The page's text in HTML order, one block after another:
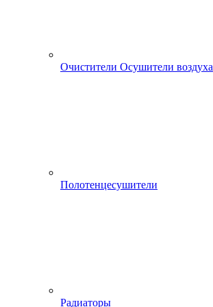
Очистители Осушители воздуха
Полотенцесушители
Радиаторы